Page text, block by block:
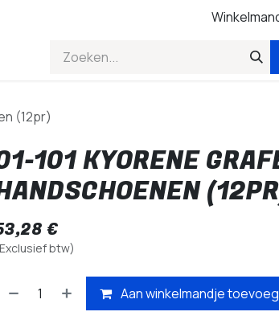
(12pr)
101 KYORENE
€
btw)
Aan winkelmandje